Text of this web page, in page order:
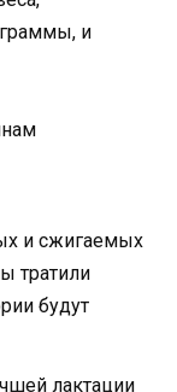
и
и сжигаемых
тратили
будут
лактации